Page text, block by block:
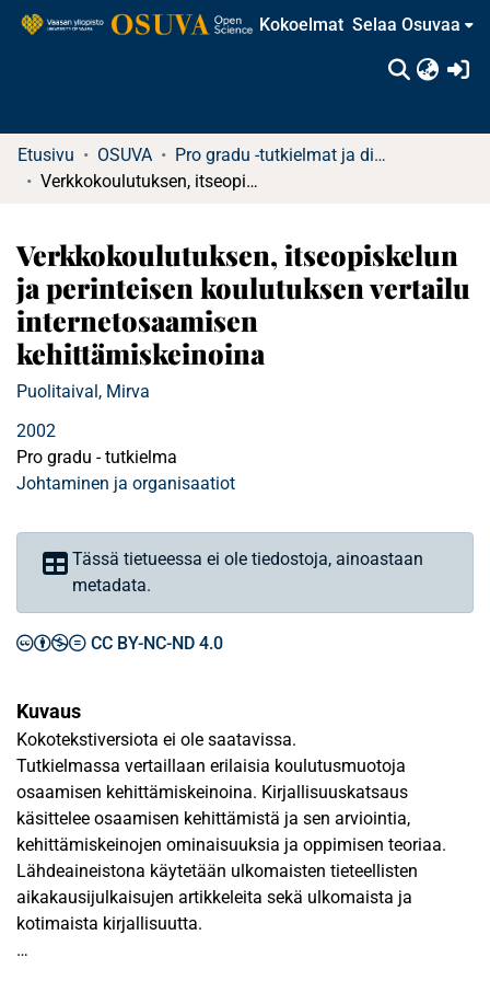
Kokoelmat Selaa Osuvaa
Etusivu OSUVA
Pro gradu -tutkielmat ja diplomityöt
Verkkokoulutuksen, itseopiskelun ja perinteisen koulutuksen vertailu internetosaamisen kehittämiskeinoina
Verkkokoulutuksen, itseopiskelun
ja perinteisen koulutuksen vertailu
internetosaamisen
kehittämiskeinoina
Puolitaival, Mirva
2002
Pro gradu - tutkielma
Johtaminen ja organisaatiot
Tässä tietueessa ei ole tiedostoja, ainoastaan
metadata.
CC BY-NC-ND 4.0
Kuvaus
Kokotekstiversiota ei ole saatavissa.
Tutkielmassa vertaillaan erilaisia koulutusmuotoja
osaamisen kehittämiskeinoina. Kirjallisuuskatsaus
käsittelee osaamisen kehittämistä ja sen arviointia,
kehittämiskeinojen ominaisuuksia ja oppimisen teoriaa.
Lähdeaineistona käytetään ulkomaisten tieteellisten
aikakausijulkaisujen artikkeleita sekä ulkomaista ja
kotimaista kirjallisuutta.